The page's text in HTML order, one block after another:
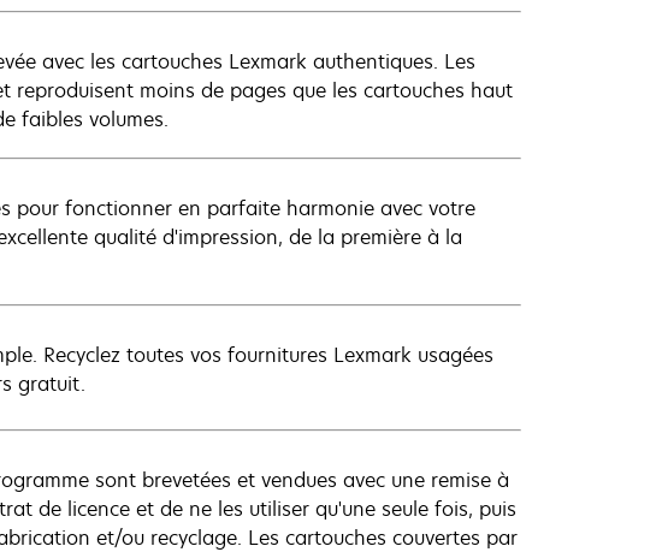
avec les cartouches Lexmark authentiques. Les
moins de pages que les cartouches haut
faibles volumes.
pour fonctionner en parfaite harmonie avec votre
qualité d'impression, de la première à la
Recyclez toutes vos fournitures Lexmark usagées
gratuit.
sont brevetées et vendues avec une remise à
de licence et de ne les utiliser qu'une seule fois, puis
et/ou recyclage. Les cartouches couvertes par